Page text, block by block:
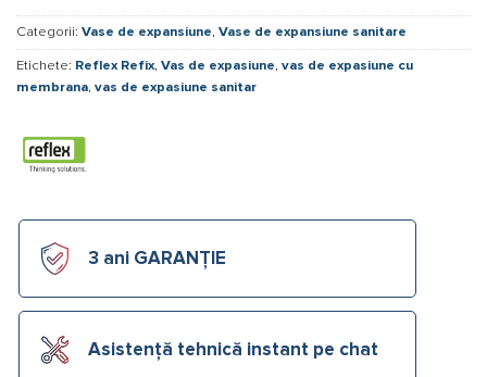
Categorii: Vase de expansiune, Vase de expansiune sanitare
Etichete: Reflex Refix, Vas de expasiune, vas de expasiune cu
membrana, vas de expasiune sanitar
3 ani GARANȚIE
Asistență tehnică instant pe chat